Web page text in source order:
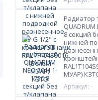
Радиатор
QUADRUM
8 секций
нижней
МУАР)
Артикул: -